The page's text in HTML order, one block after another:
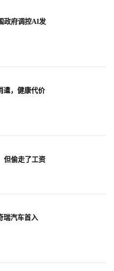
政府调控AI发
遣，健康代价
但偷走了工资
瑞汽车首入